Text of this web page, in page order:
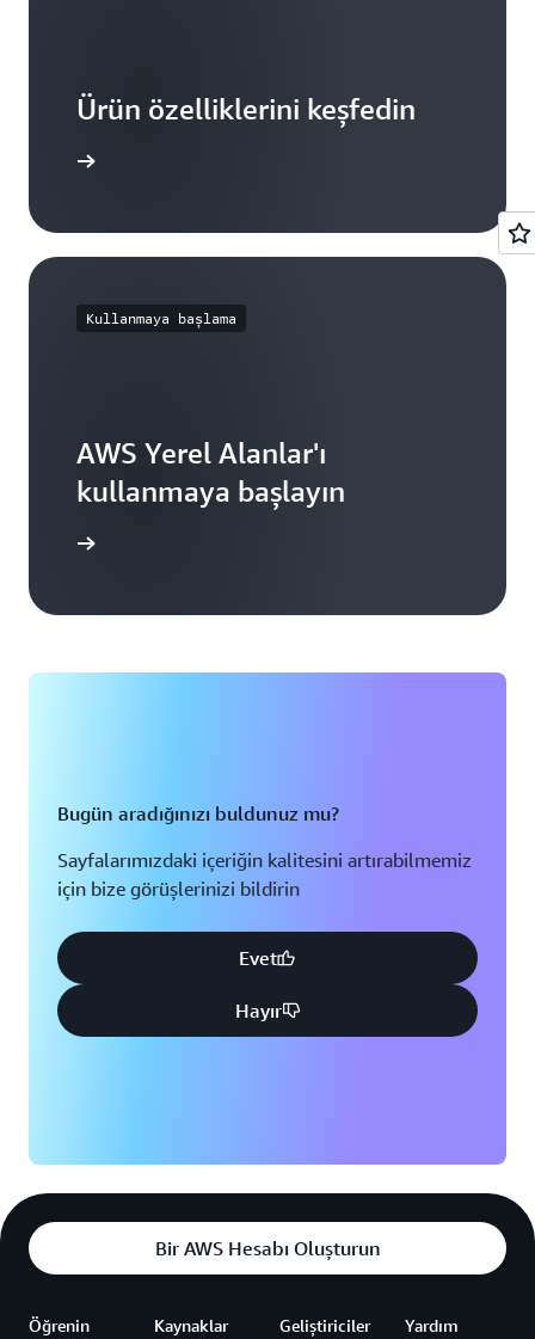
Ürün özelliklerini keşfedin
Kullanmaya başlama
AWS Yerel Alanlar'ı
kullanmaya başlayın
Bugün aradığınızı buldunuz mu?
Sayfalarımızdaki içeriğin kalitesini artırabilmemiz
için bize görüşlerinizi bildirin
Evet
Hayır
Bir AWS Hesabı Oluşturun
Öğrenin Kaynaklar Geliştiriciler Yardım